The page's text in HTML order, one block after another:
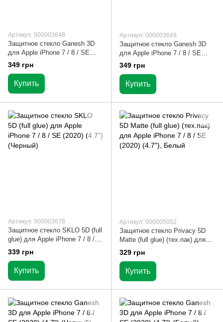
Артикул: 000003648
Защитное стекло Ganesh 3D
для Apple iPhone 7 / 8 / SE
(2020) (4.7") (Белый)
349 грн
Купить
Артикул: 000003649
Защитное стекло Ganesh 3D
для Apple iPhone 7 / 8 / SE
(2020) (4.7") (Черный)
349 грн
Купить
Артикул: 000003678
Защитное стекло SKLO 5D (full
glue) для Apple iPhone 7 / 8 /
SE (2020) (4.7") (Черный)
339 грн
Купить
Артикул: 000005052
Защитное стекло Privacy 5D
Matte (full glue) (тех.пак) для
Apple iPhone 7 / 8 / SE (2020)
329 грн
Купить